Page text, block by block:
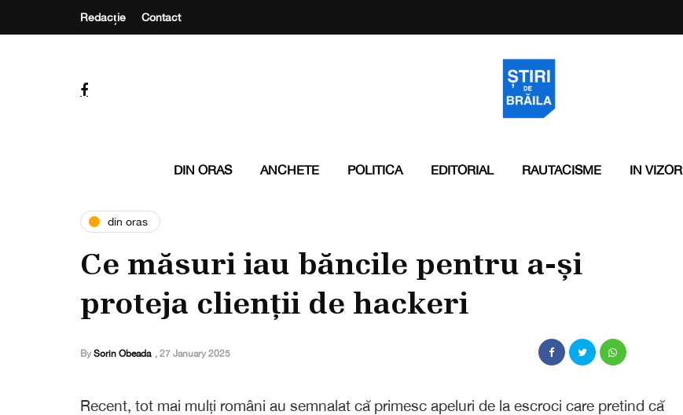
Redacție Contact
DIN ORAS ANCHETE POLITICA EDITORIAL RAUTACISME IN VIZOR
din oras
Ce măsuri iau băncile pentru a-și
proteja clienții de hackeri
By Sorin Obeada , 27 January 2025
Recent, tot mai mulți români au semnalat că primesc apeluri de la escroci care pretind că